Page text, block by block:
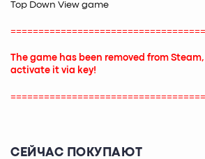
Top Down View game
The game has been removed from
activate it via key!
СЕЙЧАС ПОКУПАЮТ